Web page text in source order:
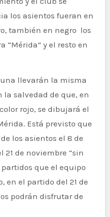
los asientos fueran en
también en negro los
“Mérida” y el resto en
llevarán la misma
salvedad de que, en
rojo, se dibujará el
Está previsto que
los asientos el 8 de
de noviembre “sin
que el equipo
en el partido del 21 de
podrán disfrutar de